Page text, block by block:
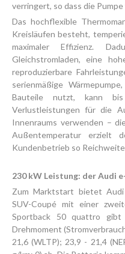
verringert, so dass die
Das hochflexible
Kreisläufen besteht,
maximaler Effizienz.
Gleichstromladen, eine
reproduzierbare
serienmäßige
Bauteile nutzt, kann
Verlustleistungen für die
Innenraums verwenden –
Außentemperatur erzielt
Kundenbetrieb so
230 kW Leistung: der Audi
Zum Marktstart bietet
SUV-Coupé mit einer
Sportback 50 quattro
Drehmoment
21,6 (WLTP); 23,9 - 21,4